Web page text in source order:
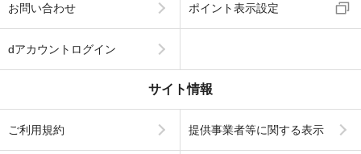
お問い合わせ ポイント表示設定
dアカウントログイン
サイト情報
ご利用規約 提供事業者等に関する表示